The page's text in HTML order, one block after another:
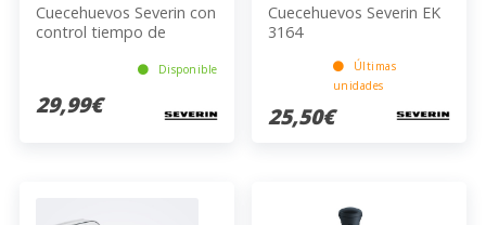
Cuecehuevos Severin con
control tiempo de
Disponible
29,99€
Cuecehuevos Severin EK
3164
Últimas
unidades
25,50€